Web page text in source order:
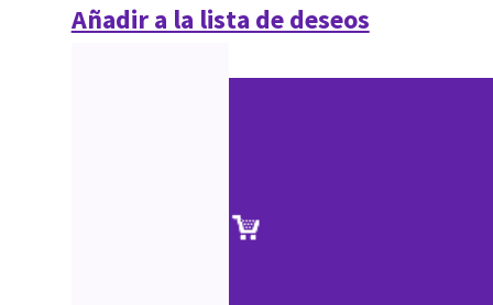
Añadir a la lista de deseos